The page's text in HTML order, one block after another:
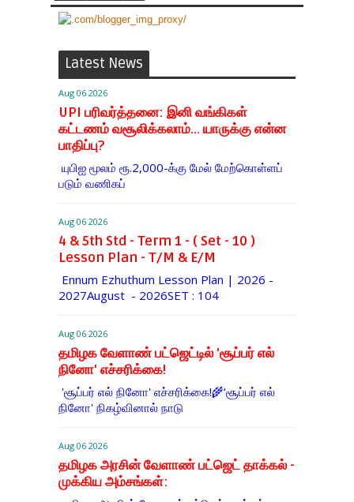
Latest News
Aug 06 2026
UPI பரிவர்த்தனை: இனி வங்கிகள்
கட்டணம் வசூலிக்கலாம்... யாருக்கு என்ன
பாதிப்பு?
யுபிஐ மூலம் ரூ.2,000-க்கு மேல் மேற்​கொள்​ளப்​
படும் வணி​கப்
Aug 06 2026
4 & 5th Std - Term 1 - ( Set - 10 )
Lesson Plan - T/M & E/M
Ennum Ezhuthum Lesson Plan | 2026 -
2027August - 2026SET : 104
Aug 06 2026
தமிழக வேளாண் பட்ஜெட்டில் 'சூப்பர் எல்
நினோ' எச்சரிக்கை!
'சூப்பர் எல் நினோ' எச்சரிக்கை!🌾‘சூப்பர் எல்
நினோ' நிகழ்வினால் நாடு
Aug 06 2026
தமிழக அரசின் வேளாண் பட்ஜெட் தாக்கல் -
முக்கிய அம்சங்கள்: